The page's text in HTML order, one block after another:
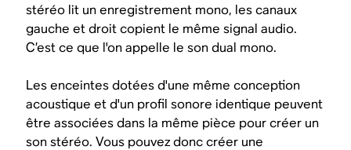
stéréo lit un enregistrement mono, les canaux
gauche et droit copient le même signal audio.
C’est ce que l'on appelle le son dual mono.
Les enceintes dotées d'une même conception
acoustique et d'un profil sonore identique peuvent
être associées dans la même pièce pour créer un
son stéréo. Vous pouvez donc créer une